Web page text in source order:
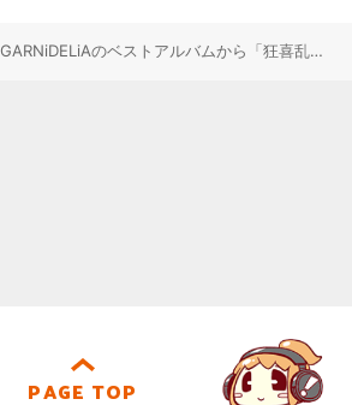
GARNiDELiAのベストアルバムから「狂喜乱舞 [PROGRESS]」が先行配信開始！そして絢爛豪華なMVも公開決定！
PAGE TOP